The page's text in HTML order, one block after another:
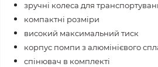
зручні колеса для
компактні розміри
високий максимальний тиск
корпус помпи з алюмінієвого
спінювач в комплекті